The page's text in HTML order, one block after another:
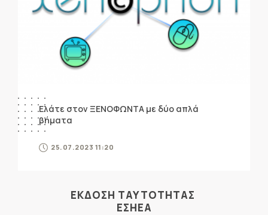
Ελάτε στον ΞΕΝΟΦΩΝΤΑ με δύο απλά
βήματα
25.07.2023 11:20
ΕΚΔΟΣΗ ΤΑΥΤΟΤΗΤΑΣ
ΕΣΗΕΑ